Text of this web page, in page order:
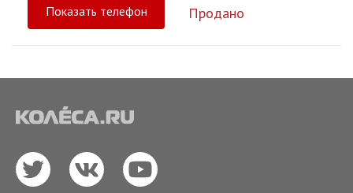
Показать телефон Продано